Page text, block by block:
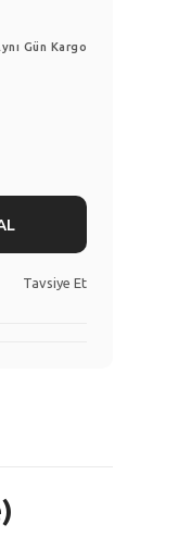
Gün Kargo
Tavsiye Et